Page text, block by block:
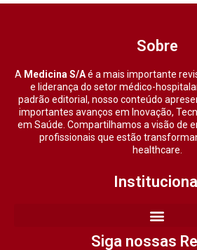
Sobre
A Medicina S/Aé a mais importante
e liderança do setor médico-
padrão editorial, nosso conteúdo
importantes avanços em Inovação,
em Saúde. Compartilhamos a visão de
profissionais que estão
healthcare.
Institucional
Siga nossas